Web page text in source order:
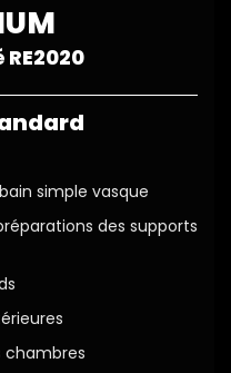
simple vasque
des supports
chambres